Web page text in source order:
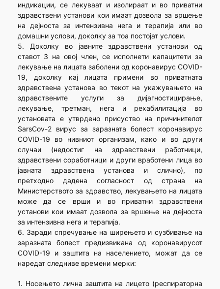
индикации, се лекуваат и изолираат и во приватни
здравствени установи кои имаат дозвола за вршење
на дејноста за интензивна нега и терапија или во
домашни услови, доколку за тоа постојат услови.
5. Доколку во јавните здравствени установи од
ставот 3 на овој член, се исполнети капацитети за
лекување на лицата заболени од коронавирус COVID-
19, доколку кај лицата примени во приватната
здравствена установа во текот на укажувањето на
здравствените услуги за дијагностицирање,
лекување, третман, нега и рехабилитација во
установата е утврдено присуство на причинителот
SarsCov-2 вирус за заразната болест коронавирус
COVID-19 во нивниот организам, како и во други
случаи (недостиг на здравствени работници,
здравствени соработници и други вработени лица во
јавната здравствена установа и слично), по
претходно дадена согласност од страна на
Министерството за здравство, лекувањето на лицата
може да се врши и во приватни здравствени
установи кои имаат дозвола за вршење на дејноста
за интензивна нега и терапија.
6. Заради спречување на ширењето и сузбивање на
заразната болест предизвикана од коронавирусот
COVID-19 и заштита на населението, можат да се
наредат следниве времени мерки:
1. Носењето лична заштита на лицето (респираторна